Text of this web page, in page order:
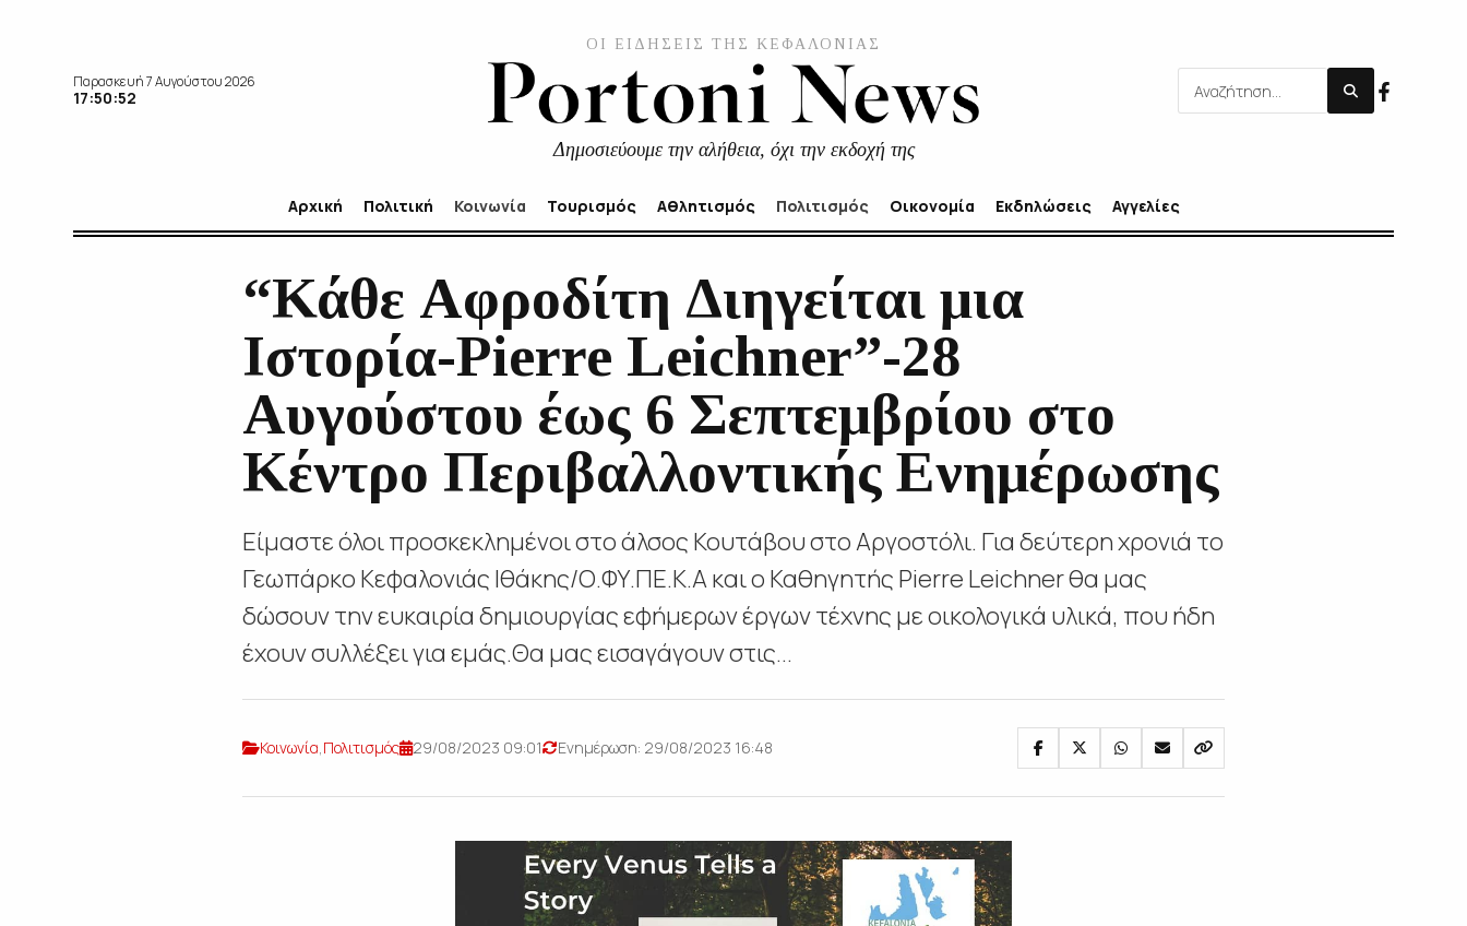
Παρασκευή 7 Αυγούστου 2026
17:50:53
ΟΙ ΕΙΔΗΣΕΙΣ ΤΗΣ ΚΕΦΑΛΟΝΙΑΣ
Δημοσιεύουμε την αλήθεια, όχι την εκδοχή της
Αρχική Πολιτική Κοινωνία Τουρισμός Αθλητισμός Πολιτισμός Οικονομία Εκδηλώσεις Αγγελίες
“Κάθε Αφροδίτη Διηγείται μια
Ιστορία-Pierre Leichner”-28
Αυγούστου έως 6 Σεπτεμβρίου στο
Κέντρο Περιβαλλοντικής Ενημέρωσης
Είμαστε όλοι προσκεκλημένοι στο άλσος Κουτάβου στο Αργοστόλι. Για δεύτερη χρονιά το
Γεωπάρκο Κεφαλονιάς Ιθάκης/Ο.ΦΥ.ΠΕ.Κ.Α και ο Καθηγητής Pierre Leichner θα μας
δώσουν την ευκαιρία δημιουργίας εφήμερων έργων τέχνης με οικολογικά υλικά, που ήδη
έχουν συλλέξει για εμάς.Θα μας εισαγάγουν στις...
Κοινωνία,Πολιτισμός 29/08/2023 09:01 Ενημέρωση: 29/08/2023 16:48